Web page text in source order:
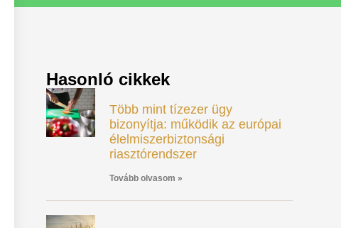
Hasonló cikkek
Több mint tízezer ügy
bizonyítja: működik az európai
élelmiszerbiztonsági
riasztórendszer
Tovább olvasom »